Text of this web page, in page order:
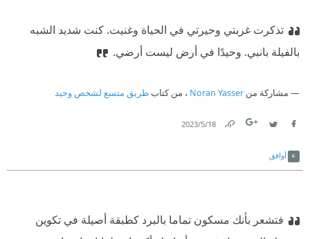
تذكرت غربتي وحيرتي في الحياة وغنيت. كنت شديد الشبه
بالفيلة بانبي. وحيدًا في أرض ليست أرضي.
مشاركة من Noran Yasser ، من كتابطريق متسع لشخص وحيد
18‏/5‏/2023
أوافق
فتشعر بأنك مسكون تماما بالبرد كطبقة أصيلة في تكوين